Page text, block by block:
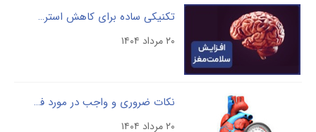
تکنیکی ساده برای کاهش استرس و بهبود عملکرد مغز
۲۰ مرداد ۱۴۰۴
نکات ضروری و واجب در مورد فشار خون بالا که حتما باید بدانید